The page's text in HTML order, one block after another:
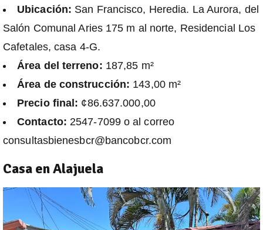
Ubicación: San Francisco, Heredia. La Aurora, del
Salón Comunal Aries 175 m al norte, Residencial Los
Cafetales, casa 4-G.
Área del terreno: 187,85 m²
Área de construcción: 143,00 m²
Precio final: ¢86.637.000,00
Contacto: 2547-7099 o al correo
consultasbienesbcr@bancobcr.com
Casa en Alajuela